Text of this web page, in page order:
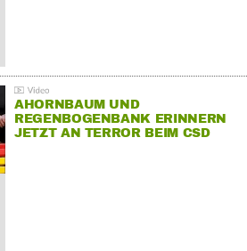
AHORNBAUM UND
REGENBOGENBANK ERINNERN
JETZT AN TERROR BEIM CSD